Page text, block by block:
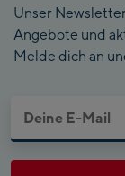
Unser
Angebote und
Melde dich an